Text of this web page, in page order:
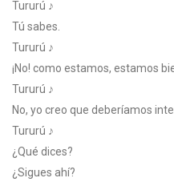
Tururú ♪
Tú sabes.
Tururú ♪
¡No! como estamos, estamos
Tururú ♪
No, yo creo que deberíamos
Tururú ♪
¿Qué dices?
¿Sigues ahí?